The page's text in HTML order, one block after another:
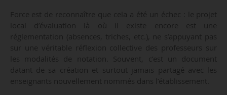
Force est de reconnaître que cela a été un échec : le projet
local d’évaluation là où il existe encore est une
réglementation (absences, triches, etc.), ne s’appuyant pas
sur une véritable réflexion collective des professeurs sur
les modalités de notation. Souvent, c’est un document
datant de sa création et surtout jamais partagé avec les
enseignants nouvellement nommés dans l’établissement.